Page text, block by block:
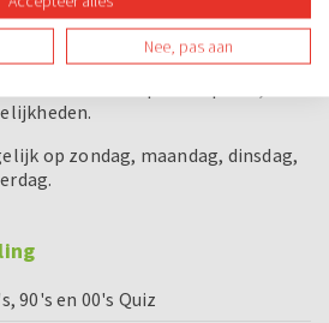
op zondag, maandag, dinsdag,
90's en 00's Quiz
Nee, pas aan